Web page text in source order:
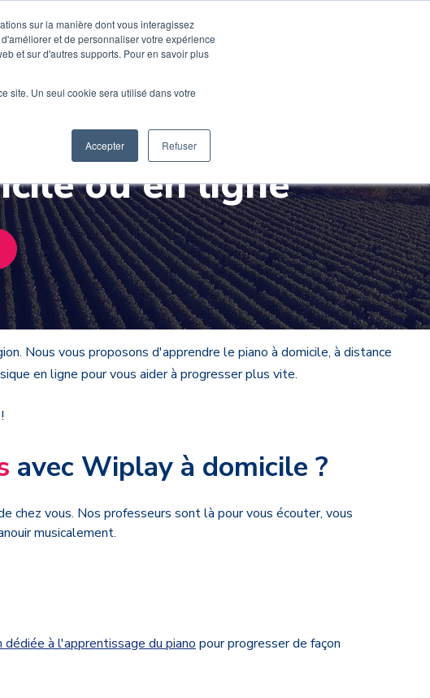
sur la manière dont vous interagissez
et de personnaliser votre expérience
et sur d'autres supports. Pour en savoir plus
site. Un seul cookie sera utilisé dans votre
Accepter Refuser
ou en ligne
Nous vous proposons d'apprendre le piano à domicile, à distance
en ligne pour vous aider à progresser plus vite.
avec Wiplay à domicile ?
chez vous. Nos professeurs sont là pour vous écouter, vous
musicalement.
dédiée à l'apprentissage du piano pour progresser de façon